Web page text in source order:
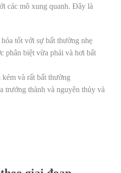
các mô xung quanh. Đây là
tốt với sự bất thường nhẹ
phân biệt vừa phải và hơi bất
và rất bất thường
trưởng thành và nguyên thủy và